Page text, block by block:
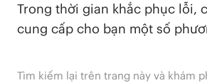
Trong thời gian khắc phục lỗi,
cung cấp cho bạn một số
Tìm kiếm lại trên trang này và khám